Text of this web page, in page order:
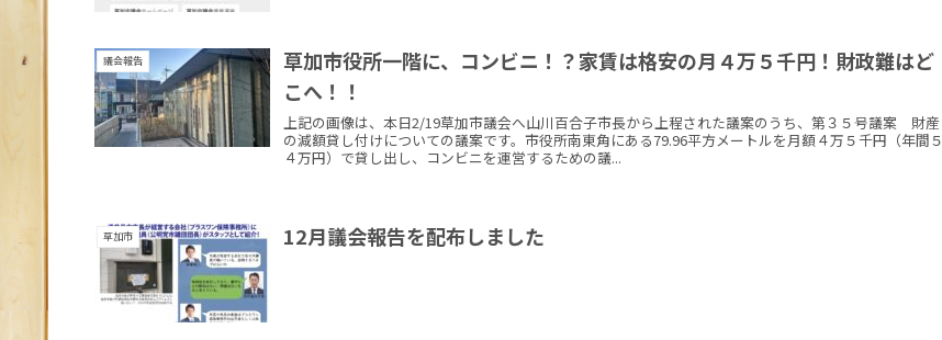
議会報告
草加市役所一階に、コンビニ！？家賃は格安の月４万５千円！財政難はど
こへ！！
上記の画像は、本日2/19草加市議会へ山川百合子市長から上程された議案のうち、第３５号議案 財産
の減額貸し付けについての議案です。市役所南東角にある79.96平方メートルを月額４万５千円（年間５
４万円）で貸し出し、コンビニを運営するための議...
草加市 12月議会報告を配布しました